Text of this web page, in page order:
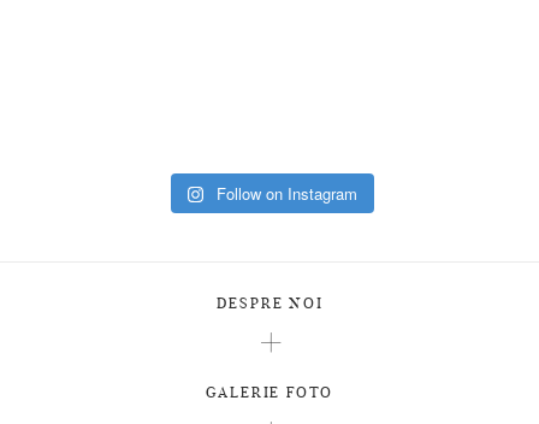
Follow on Instagram
DESPRE NOI
GALERIE FOTO